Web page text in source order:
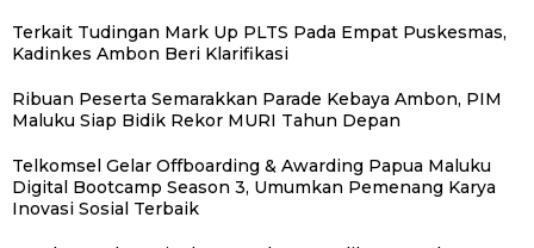
Terkait Tudingan Mark Up PLTS Pada Empat Puskesmas,
Kadinkes Ambon Beri Klarifikasi
Ribuan Peserta Semarakkan Parade Kebaya Ambon, PIM
Maluku Siap Bidik Rekor MURI Tahun Depan
Telkomsel Gelar Offboarding & Awarding Papua Maluku
Digital Bootcamp Season 3, Umumkan Pemenang Karya
Inovasi Sosial Terbaik